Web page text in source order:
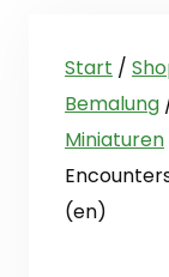
Start /
Bemalung
Miniaturen
(en)